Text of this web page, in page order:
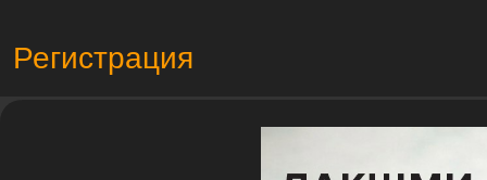
Регистрация